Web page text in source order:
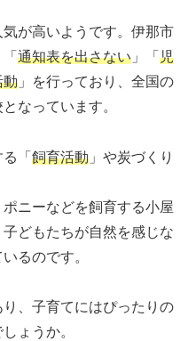
気が高いようです。伊那市
通知表を出さない 」「 児
動 」を行っており、全国の
なっています。
「 飼育活動 」や炭づくり
ニーなどを飼育する小屋
どもたちが自然を感じな
るのです。
、子育てにはぴったりの
ょうか。